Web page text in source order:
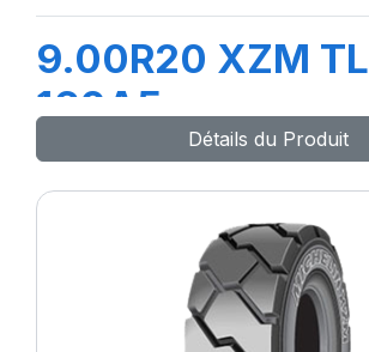
9.00R20 XZM TL
160A5
Détails du Produit